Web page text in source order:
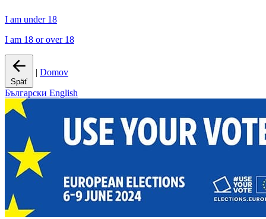
I am under 18
I am 18 or over 18
Späť
| Domov
Български English